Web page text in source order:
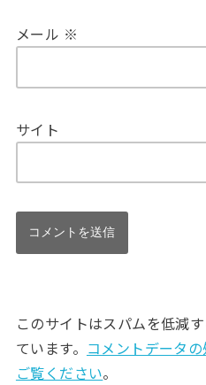
メール ※
サイト
このサイトはスパムを低減
ています。 コメントデータ
ご覧ください。